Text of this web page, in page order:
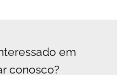
em
conosco?